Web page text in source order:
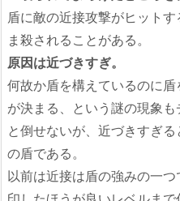
盾に敵の近接攻撃がヒット
ま殺されることがある。
原因は近づきすぎ。
何故か盾を構えているのに
が決まる、という謎の現象
と倒せないが、近づきすぎ
の盾である。
以前は近接は盾の強みの一